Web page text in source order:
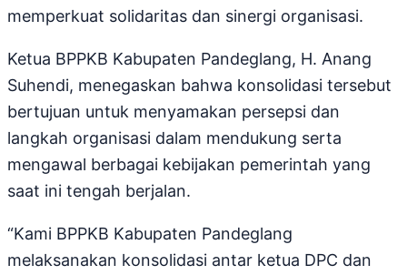
memperkuat solidaritas dan sinergi organisasi.
Ketua BPPKB Kabupaten Pandeglang, H. Anang
Suhendi, menegaskan bahwa konsolidasi tersebut
bertujuan untuk menyamakan persepsi dan
langkah organisasi dalam mendukung serta
mengawal berbagai kebijakan pemerintah yang
saat ini tengah berjalan.
“Kami BPPKB Kabupaten Pandeglang
melaksanakan konsolidasi antar ketua DPC dan